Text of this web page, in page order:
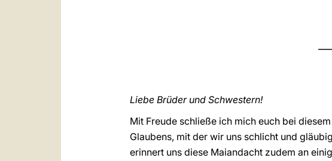
Liebe Brüder und Schwestern!
Mit Freude schließe ich mich euch bei
Glaubens, mit der wir uns schlicht und
erinnert uns diese Maiandacht zudem an